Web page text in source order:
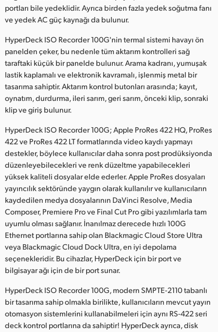
portları bile yedeklidir. Ayrıca birden fazla yedek soğutma fanı
ve yedek AC güç kaynağı da bulunur.
HyperDeck ISO Recorder 100G'nin termal sistemi havayı ön
panelden çeker, bu nedenle tüm aktarım kontrolleri sağ
taraftaki küçük bir panelde bulunur. Arama kadranı, yumuşak
lastik kaplamalı ve elektronik kavramalı, işlenmiş metal bir
tasarıma sahiptir. Aktarım kontrol butonları arasında; kayıt,
oynatım, durdurma, ileri sarım, geri sarım, önceki klip, sonraki
klip ve giriş bulunur.
HyperDeck ISO Recorder 100G; Apple ProRes 422 HQ, ProRes
422 ve ProRes 422 LT formatlarında video kaydı yapmayı
destekler, böylece kullanıcılar daha sonra post prodüksiyonda
düzenleyebilecekleri ve renk düzeltme yapabilecekleri
yüksek kaliteli dosyalar elde ederler. Apple ProRes dosyaları
yayıncılık sektöründe yaygın olarak kullanılır ve kullanıcıların
kaydedilen medya dosyalarının DaVinci Resolve, Media
Composer, Premiere Pro ve Final Cut Pro gibi yazılımlarla tam
uyumlu olması sağlanır. İnanılmaz derecede hızlı 100G
Ethernet portlarına sahip olan Blackmagic Cloud Store Ultra
veya Blackmagic Cloud Dock Ultra, en iyi depolama
seçenekleridir. Bu cihazlar, HyperDeck için bir port ve
bilgisayar ağı için de bir port sunar.
HyperDeck ISO Recorder 100G, modern SMPTE-2110 tabanlı
bir tasarıma sahip olmakla birilikte, kullanıcıların mevcut yayın
otomasyon sistemlerini kullanabilmeleri için aynı RS-422 seri
deck kontrol portlarına da sahiptir! HyperDeck ayrıca, disk